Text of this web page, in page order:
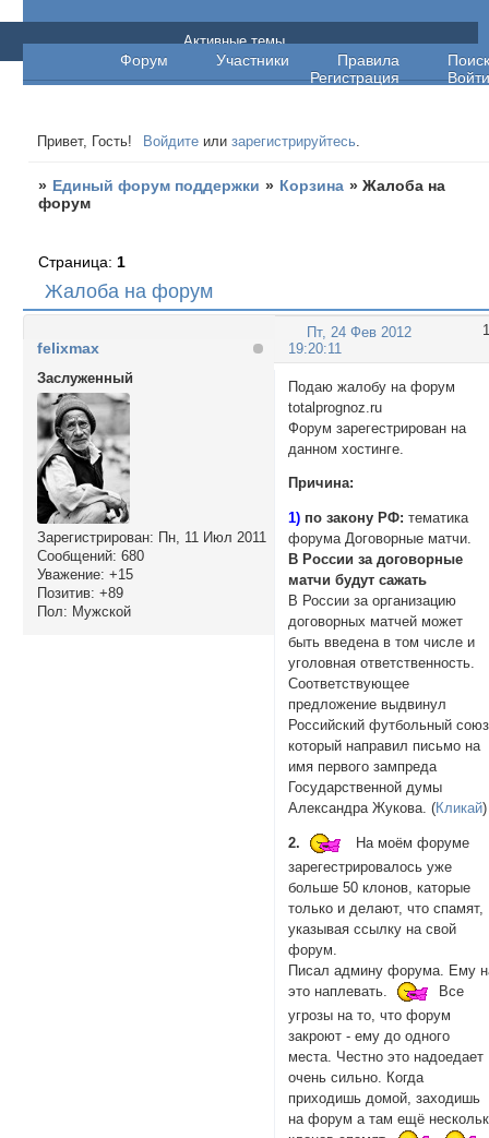
Единый форум поддержки
Форум Участники Правила
Поиск
Регистрация
Войти
Активные темы
Привет, Гость! Войдите илизарегистрируйтесь.
» Единый форум поддержки » Корзина »Жалоба на
форум
Жалоба на форум
Страница: 1
1
Пт, 24 Фев 2012
19:20:11
felixmax
Заслуженный
Зарегистрирован: Пн, 11 Июл 2011
Сообщений: 680
Уважение: +15
Позитив: +89
Пол: Мужской
Подаю жалобу на форум
totalprognoz.ru
Форум зарегестрирован на
данном хостинге.
Причина:
1) по закону РФ: тематика
форума Договорные матчи.
В России за договорные
матчи будут сажать
В России за организацию
договорных матчей может
быть введена в том числе и
уголовная ответственность.
Соответствующее
предложение выдвинул
Российский футбольный
который направил письмо на
имя первого зампреда
Государственной думы
Александра Жукова. (Кликай)
2.
На моём форуме
зарегестрировалось уже
больше 50 клонов, каторые
только и делают, что спамят,
указывая ссылку на свой
форум.
Писал админу форума. Ему
это наплевать.
Все
угрозы на то, что форум
закроют - ему до одного
места. Честно это надоедает
очень сильно. Когда
приходишь домой, заходишь
на форум а там ещё